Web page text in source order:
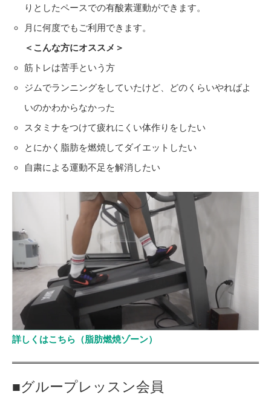
りとしたペースでの有酸素運動ができます。
月に何度でもご利用できます。
＜こんな方にオススメ＞
筋トレは苦手という方
ジムでランニングをしていたけど、どのくらいやればよ
いのかわからなかった
スタミナをつけて疲れにくい体作りをしたい
とにかく脂肪を燃焼してダイエットしたい
自粛による運動不足を解消したい
詳しくはこちら（脂肪燃焼ゾーン）
■グループレッスン会員